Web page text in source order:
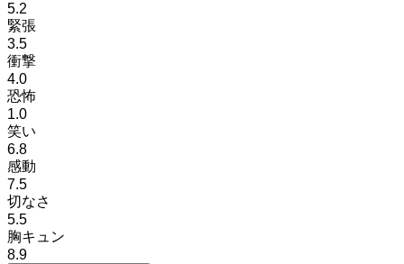
5.2
緊張
3.5
衝撃
4.0
恐怖
1.0
笑い
6.8
感動
7.5
切なさ
5.5
胸キュン
8.9